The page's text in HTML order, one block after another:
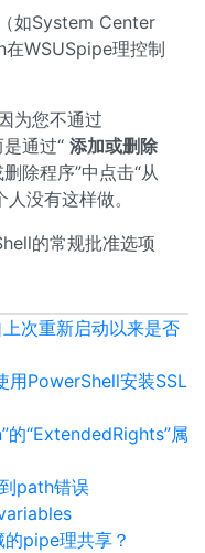
如System Center
WSUSpipe理控制
为您不通过
通过“ 添加或删除
除程序”中点击“从
没有这样做。
的常规批准选项
次重新启动以来是否
PowerShell安装SSL
的“ExtendedRights”属
path错误
pipe理共享？